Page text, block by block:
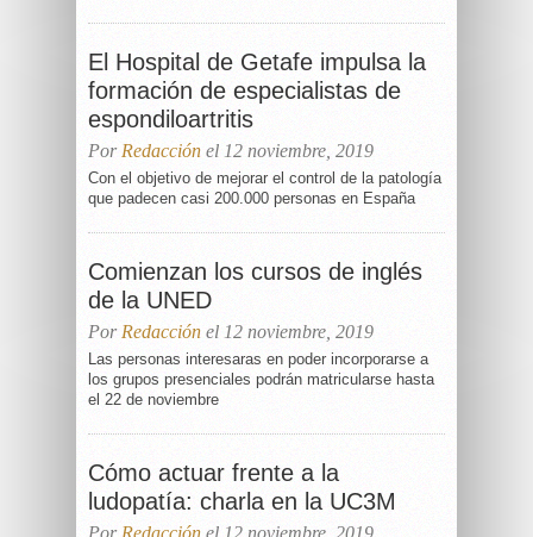
El Hospital de Getafe impulsa la
formación de especialistas de
espondiloartritis
Por Redacción el 12 noviembre, 2019
Con el objetivo de mejorar el control de la patología
que padecen casi 200.000 personas en España
Comienzan los cursos de inglés
de la UNED
Por Redacción el 12 noviembre, 2019
Las personas interesaras en poder incorporarse a
los grupos presenciales podrán matricularse hasta
el 22 de noviembre
Cómo actuar frente a la
ludopatía: charla en la UC3M
Por Redacción el 12 noviembre, 2019